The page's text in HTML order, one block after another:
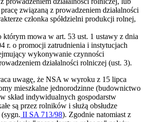
związaną z prowadzeniem działalności
członka spółdzielni produkcji rolnej,
którym mowa w art. 53 ust. 1 ustawy z dnia
r. o promocji zatrudnienia i instytucjach
wykonywanie czynności
działalności rolniczej (ust. 3).
uwagę, że NSA w wyroku z 15 lipca
mieszkalne jednorodzinne (budownictwo
skład indywidualnych gospodarstw
są przez rolników i służą obsłudze
II SA 713/98). Zgodnie natomiast z